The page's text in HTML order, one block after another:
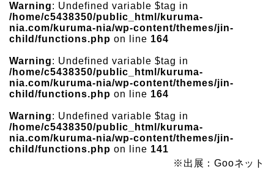
Warning: Undefined variable $tag in
/home/c5438350/public_html/kuruma-
nia.com/kuruma-nia/wp-content/themes/jin-
child/functions.php on line 164
Warning: Undefined variable $tag in
/home/c5438350/public_html/kuruma-
nia.com/kuruma-nia/wp-content/themes/jin-
child/functions.php on line 164
Warning: Undefined variable $tag in
/home/c5438350/public_html/kuruma-
nia.com/kuruma-nia/wp-content/themes/jin-
child/functions.php on line 141
※出展：Gooネット